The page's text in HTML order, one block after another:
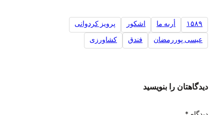
۱۵۸۹ أرىه ما اشکور پرویز کردوانی
عیسی پوررمضان فندق کشاورزی
دیدگاهتان را بنویسید